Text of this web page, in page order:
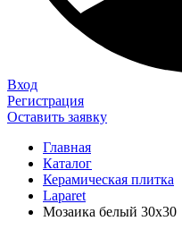
Вход
Регистрация
Оставить заявку
Главная
Каталог
Керамическая плитка
Laparet
Мозаика белый 30х30